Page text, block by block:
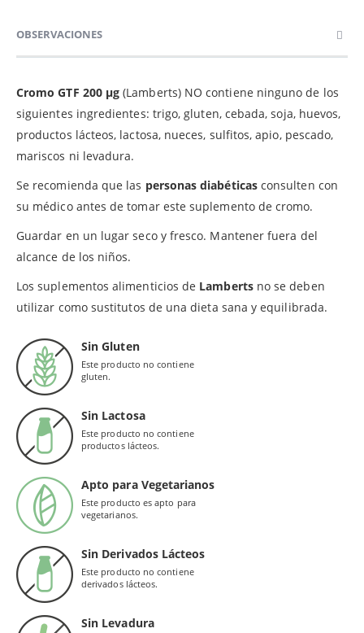
OBSERVACIONES
Cromo GTF 200 µg (Lamberts) NO contiene ninguno de los
siguientes ingredientes: trigo, gluten, cebada, soja, huevos,
productos lácteos, lactosa, nueces, sulfitos, apio, pescado,
mariscos ni levadura.
Se recomienda que las personas diabéticasconsulten con
su médico antes de tomar este suplemento de cromo.
Guardar en un lugar seco y fresco. Mantener fuera del
alcance de los niños.
Los suplementos alimenticios de Lambertsno se deben
utilizar como sustitutos de una dieta sana y equilibrada.
Sin Gluten
Este producto no contiene
gluten.
Sin Lactosa
Este producto no contiene
productos lácteos.
Apto para Vegetarianos
Este producto es apto para
vegetarianos.
Sin Derivados Lácteos
Este producto no contiene
derivados lácteos.
Sin Levadura